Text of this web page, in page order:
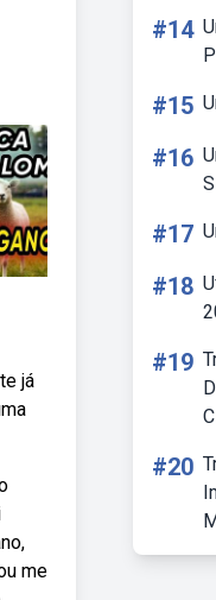
já
me
#14
#15
#16
#17
#18
#19
#20